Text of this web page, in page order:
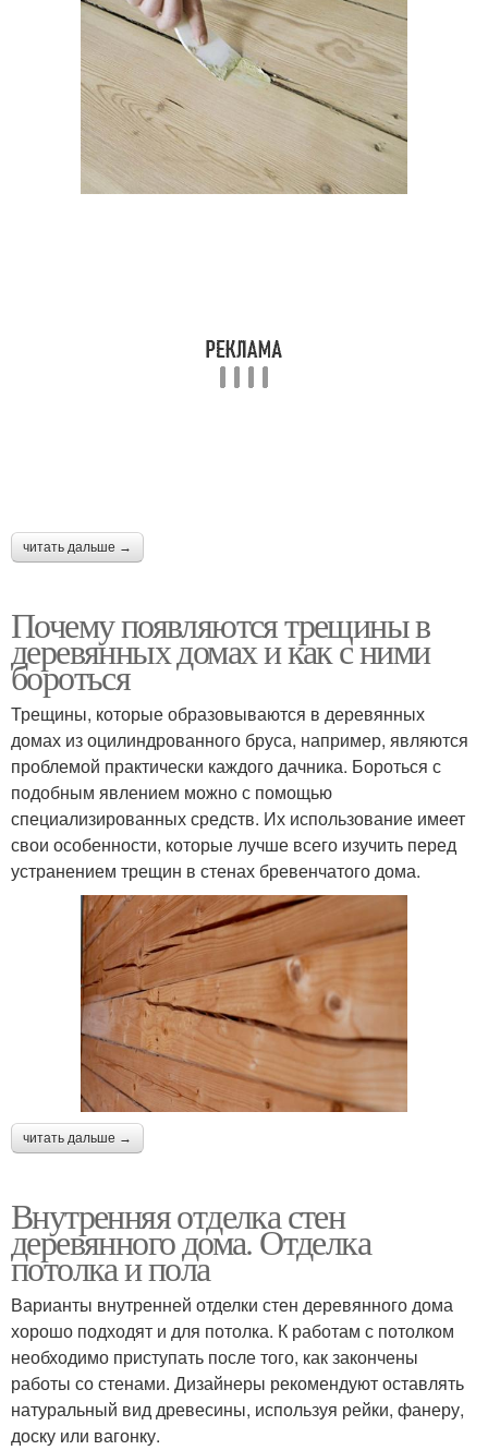
читать дальше →
Почему появляются трещины в
деревянных домах и как с ними
бороться
Трещины, которые образовываются в деревянных
домах из оцилиндрованного бруса, например, являются
проблемой практически каждого дачника. Бороться с
подобным явлением можно с помощью
специализированных средств. Их использование имеет
свои особенности, которые лучше всего изучить перед
устранением трещин в стенах бревенчатого дома.
читать дальше →
Внутренняя отделка стен
деревянного дома. Отделка
потолка и пола
Варианты внутренней отделки стен деревянного дома
хорошо подходят и для потолка. К работам с потолком
необходимо приступать после того, как закончены
работы со стенами. Дизайнеры рекомендуют оставлять
натуральный вид древесины, используя рейки, фанеру,
доску или вагонку.